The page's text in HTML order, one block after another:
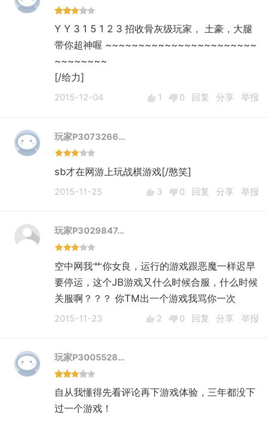
Y Y 3 1 5 1 2 3 招收骨灰级玩家， 土豪，大腿
带你超神喔 ~~~~~~~~~~~~~~~~~~~~~~~
~~~~~~~~
[/给力]
2015-12-04 1 0 回复 分享 举报
玩家P3073266…
sb才在网游上玩战棋游戏[/憨笑]
2015-11-25 3 0 回复 分享 举报
玩家P3029847…
空中网我艹你女良，运行的游戏跟恶魔一样迟早
要停运，这个JB游戏又什么时候合服，什么时候
关服啊？？？ 你TM出一个游戏我骂你一次
2015-11-23 2 0 回复 分享 举报
玩家P3005528…
自从我懂得先看评论再下游戏体验，三年都没下
过一个游戏！